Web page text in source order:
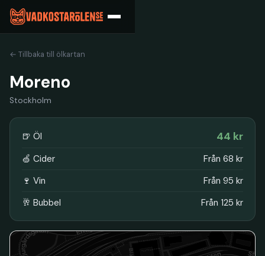
← Tillbaka till ölkartan
Moreno
Stockholm
🍺 Öl 44 kr
🍏 Cider
Från 68 kr
🍷 Vin
Från 95 kr
🥂 Bubbel
Från 125 kr